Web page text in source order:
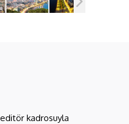
kadrosuyla